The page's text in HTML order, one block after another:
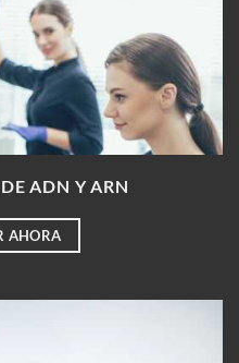
ADN Y ARN
AHORA